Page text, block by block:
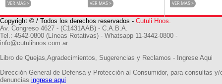
VER MAS > VER MAS > VER MAS >
Copyright © / Todos los derechos reservados - Cutuli Hnos.
Av. Congreso 4627 - (C1431AAB) - C.A.B.A.
Tel.: 4542-0800 (Líneas Rotativas) - Whatsapp 11-3442-0800 -
info@cutulihnos.com.ar
Libro de Quejas,Agradecimientos, Sugerencias y Reclamos - Ingrese Aqui
Dirección General de Defensa y Protección al Consumidor, para consultas y/
denuncias ingrese aqui